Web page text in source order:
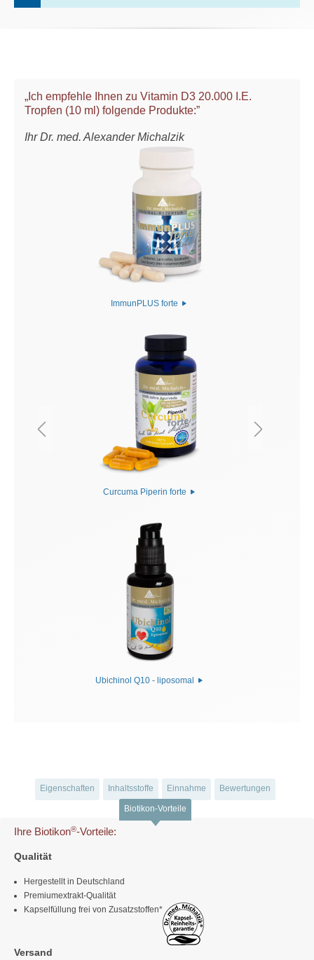
„Ich empfehle Ihnen zu Vitamin D3 20.000 I.E.
Tropfen (10 ml) folgende Produkte:”
Ihr Dr. med. Alexander Michalzik
ImmunPLUS forte
Curcuma Piperin forte
Ubichinol Q10 - liposomal
Eigenschaften Inhaltsstoffe Einnahme Bewertungen
Biotikon-Vorteile
Ihre Biotikon®-Vorteile:
Qualität
Hergestellt in Deutschland
Premiumextrakt-Qualität
Kapselfüllung frei von Zusatzstoffen*
Versand